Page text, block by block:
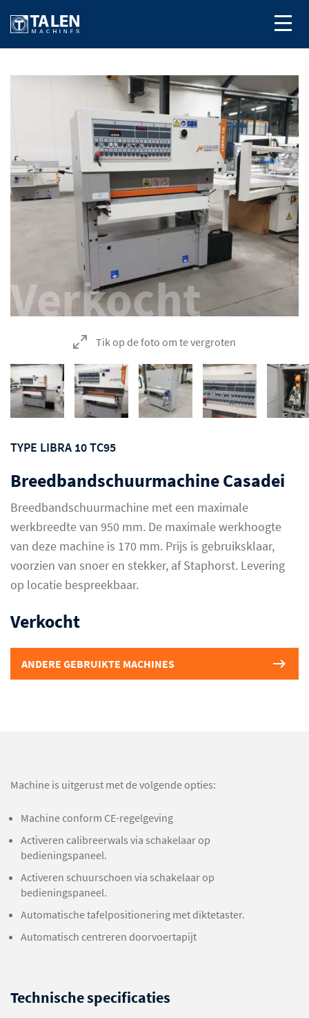
Verkocht
Tik op de foto om te vergroten
TYPE LIBRA 10 TC95
Breedbandschuurmachine Casadei
Breedbandschuurmachine met een maximale
werkbreedte van 950 mm. De maximale werkhoogte
van deze machine is 170 mm. Prijs is gebruiksklaar,
voorzien van snoer en stekker, af Staphorst. Levering
op locatie bespreekbaar.
Verkocht
ANDERE GEBRUIKTE MACHINES
Machine is uitgerust met de volgende opties:
Machine conform CE-regelgeving
Activeren calibreerwals via schakelaar op
bedieningspaneel.
Activeren schuurschoen via schakelaar op
bedieningspaneel.
Automatische tafelpositionering met diktetaster.
Automatisch centreren doorvoertapijt
Technische specificaties